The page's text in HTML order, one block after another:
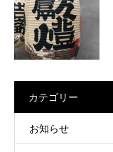
カテゴリー
お知らせ